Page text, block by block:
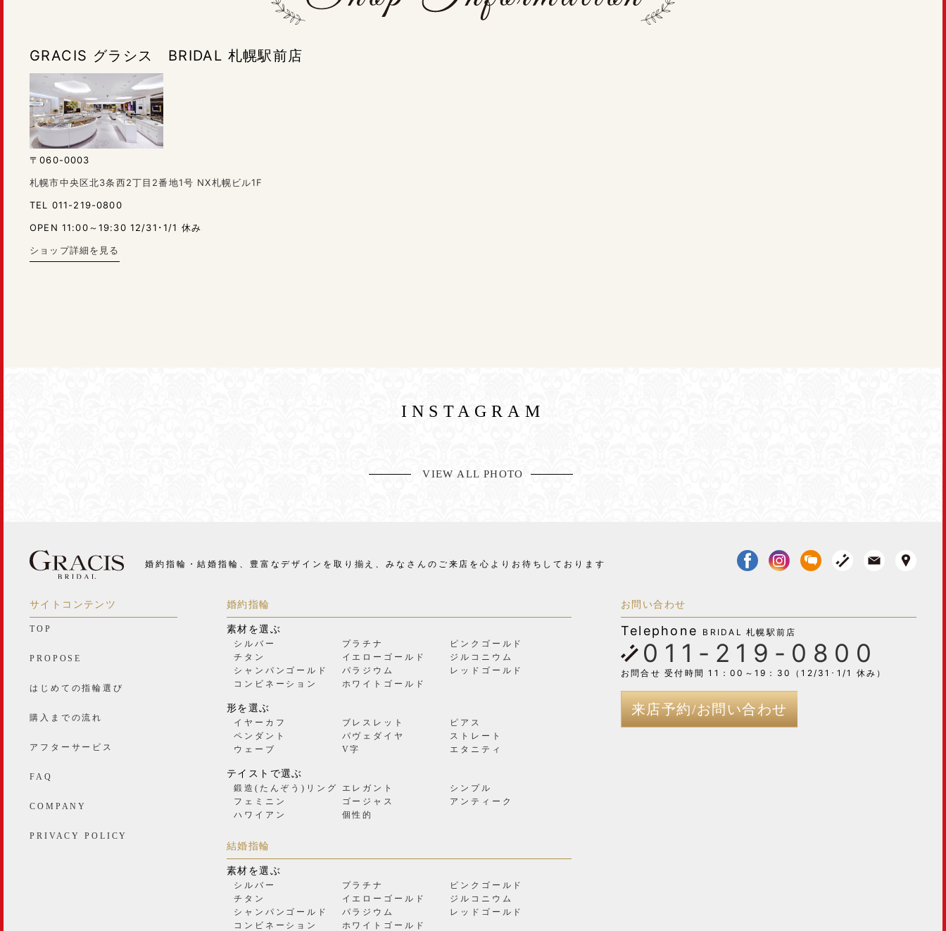
GRACIS グラシス BRIDAL 札幌駅前店
〒060-0003
札幌市中央区北3条西2丁目2番地1号 NX札幌ビル1F
TEL 011-219-0800
OPEN 11:00～19:30 12/31･1/1 休み
ショップ詳細を見る
INSTAGRAM
VIEW ALL PHOTO
婚約指輪・結婚指輪、豊富なデザインを取り揃え、みなさんのご来店を心よりお待ちしております
サイトコンテンツ
TOP
PROPOSE
はじめての指輪選び
購入までの流れ
アフターサービス
FAQ
COMPANY
PRIVACY POLICY
婚約指輪
素材を選ぶ
シルバー プラチナ
ピンクゴールド
チタン
イエローゴールド
ジルコニウム
シャンパンゴールド
パラジウム
レッドゴールド
コンビネーション
ホワイトゴールド
形を選ぶ
イヤーカフ ブレスレット
ピアス
ペンダント
パヴェダイヤ
ストレート
ウェーブ
V字 エタニティ
テイストで選ぶ
鍛造(たんぞう)リング エレガント
シンプル
フェミニン
ゴージャス
アンティーク
ハワイアン
個性的
結婚指輪
素材を選ぶ
シルバー プラチナ
ピンクゴールド
チタン
イエローゴールド
ジルコニウム
シャンパンゴールド
パラジウム
レッドゴールド
コンビネーション
ホワイトゴールド
お問い合わせ
Telephone BRIDAL 札幌駅前店
011-219-0800
お問合せ 受付時間 11：00～19：30（12/31･1/1 休み）
来店予約/お問い合わせ